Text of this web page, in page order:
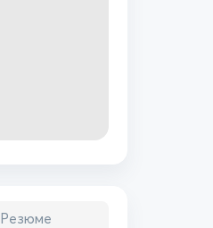
Резюме